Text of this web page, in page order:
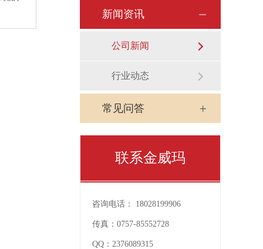
新闻资讯
公司新闻
行业动态
常见问答
联系金威玛
咨询电话： 18028199906
传真： 0757-85552728
QQ： 2376089315